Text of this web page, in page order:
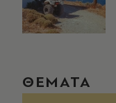
ΘΕΜΑΤΑ